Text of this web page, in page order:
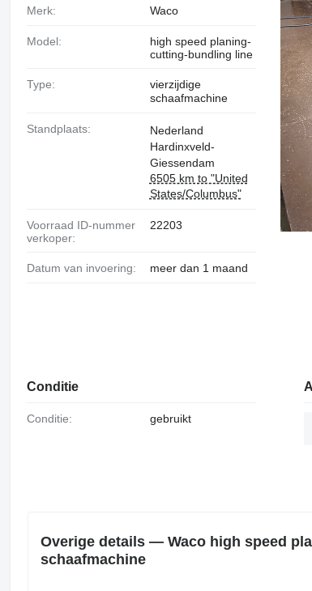
Merk: Waco
Model:
high speed planing-
cutting-bundling line
Type:
vierzijdige
schaafmachine
Standplaats:
Nederland
Hardinxveld-
Giessendam
6505 km to "United
States/Columbus"
Voorraad ID-nummer
verkoper:
22203
Datum van invoering: meer dan 1 maand
Conditie
Conditie: gebruikt
Overige details — Waco high speed
schaafmachine